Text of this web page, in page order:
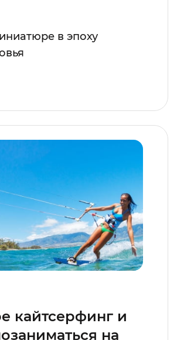
в эпоху
кайтсерфинг и
на